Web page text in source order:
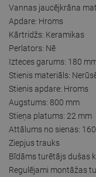
Vannas jaucējkrāna
Apdare: Hroms
Kārtridžs: Keramikas
Perlators: Nē
Izteces garums: 180
Stienis materiāls:
Stienis apdare: Hroms
Augstums: 800 mm
Stieņa platums: 22 mm
Attālums no sienas:
Ziepjus trauks
Bīdāms turētājs dušas
Regulējami montāžas